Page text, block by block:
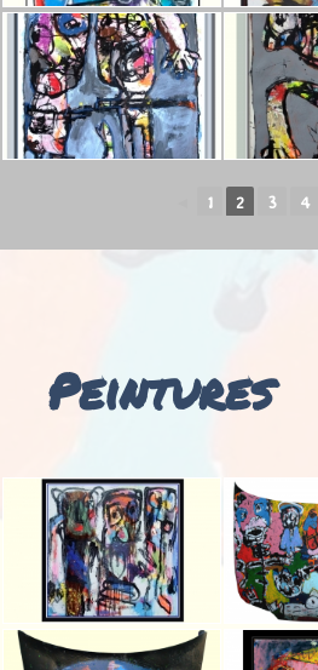
1 2 3 4
Peintures